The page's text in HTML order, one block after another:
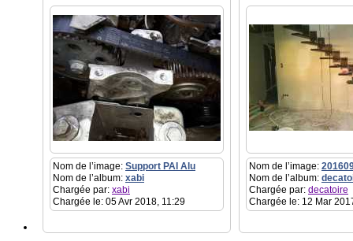
Nom de l’image: Support PAI Alu
Nom de l’album: xabi
Chargée par: xabi
Chargée le: 05 Avr 2018, 11:29
Nom de l’image:
Nom de l’album:
Chargée par: decatoire
Chargée le: 12 Mar